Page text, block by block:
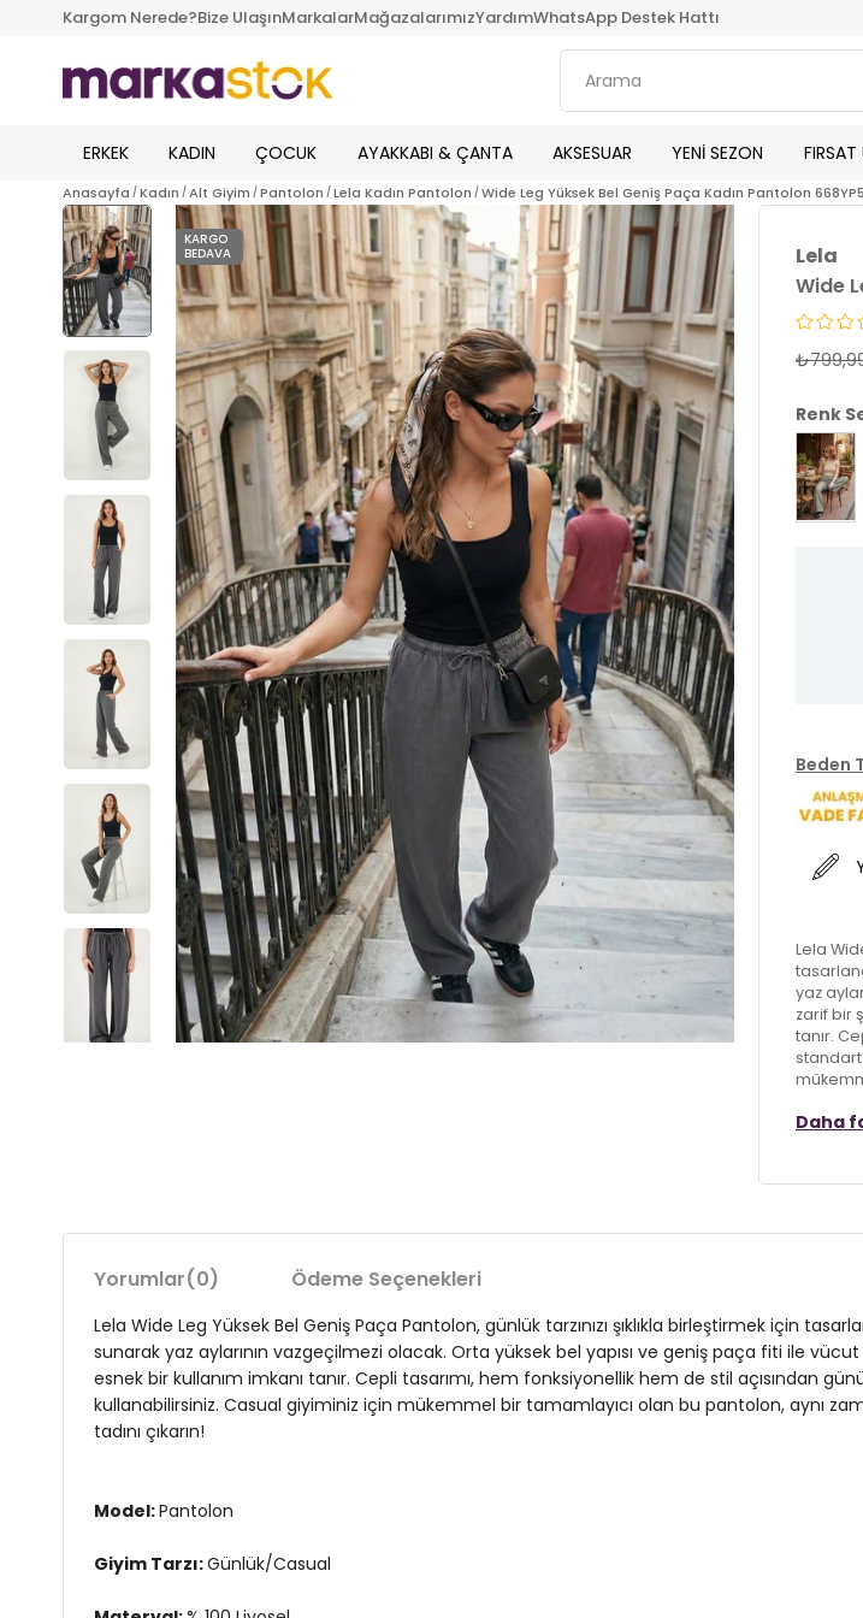
Kargom Nerede?Bize UlaşınMarkalarMağazalarımızYardımWhatsApp Destek Hattı
ERKEK KADIN ÇOCUK AYAKKABI & ÇANTA AKSESUAR YENİ SEZON FIRSAT
Anasayfa Kadın Alt Giyim Pantolon Lela Kadın Pantolon Wide Leg Yüksek Bel Geniş Paça Kadın Pantolon
KARGO
BEDAVA
Lela
Wide
Renk
Beden
Lela
yaz
zarif bir
tanır.
standart
Hemen
Kumaş
Daha
Yorumlar(0) Ödeme Seçenekleri
Lela Wide Leg Yüksek Bel Geniş Paça Pantolon, günlük tarzınızı şıklıkla birleştirmek için
sunarak yaz aylarının vazgeçilmezi olacak. Orta yüksek bel yapısı ve geniş paça fiti ile
esnek bir kullanım imkanı tanır. Cepli tasarımı, hem fonksiyonellik hem de stil açısından
kullanabilirsiniz. Casual giyiminiz için mükemmel bir tamamlayıcı olan bu pantolon, aynı
tadını çıkarın!
Model:Pantolon
Giyim Tarzı:Günlük/Casual